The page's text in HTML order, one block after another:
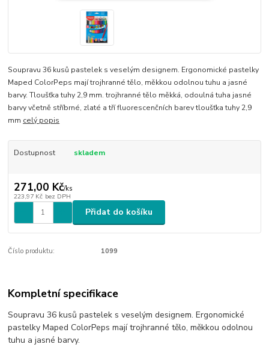
Soupravu 36 kusů pastelek s veselým designem. Ergonomické pastelky
Maped ColorPeps mají trojhranné tělo, měkkou odolnou tuhu a jasné
barvy. Tloušťka tuhy 2,9 mm. trojhranné tělo měkká, odoulná tuha jasné
barvy včetně stříbrné, zlaté a tří fluorescenčních barev tloušťka tuhy 2,9
mm celý popis
Dostupnost skladem
271,00 Kč/ks
223,97 Kč bez DPH
Přidat do košíku
Číslo produktu: 1099
Kompletní specifikace
Soupravu 36 kusů pastelek s veselým designem. Ergonomické
pastelky Maped ColorPeps mají trojhranné tělo, měkkou odolnou
tuhu a jasné barvy.